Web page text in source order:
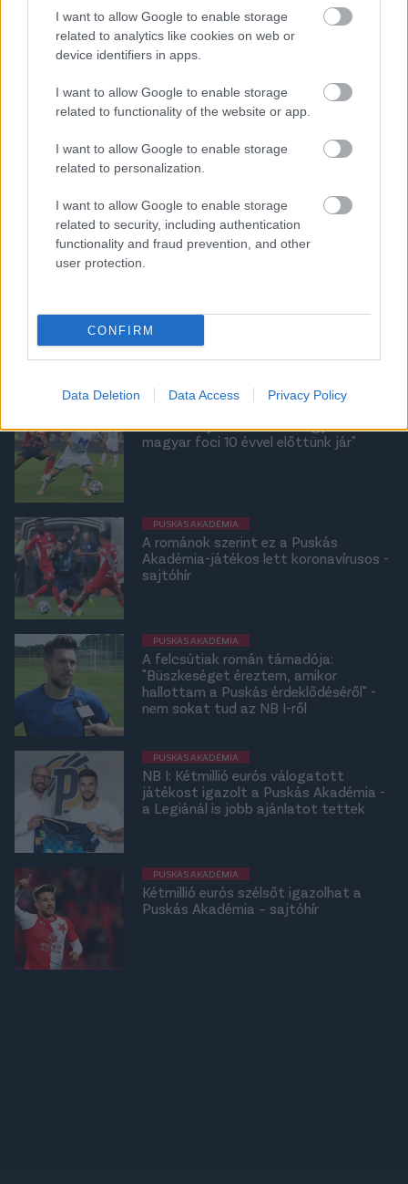
I want to allow Google to enable storage
related to analytics like cookies on web or
device identifiers in apps.
I want to allow Google to enable storage
related to functionality of the website or app.
I want to allow Google to enable storage
related to personalization.
I want to allow Google to enable storage
related to security, including authentication
functionality and fraud prevention, and other
user protection.
CONFIRM
Data Deletion Data Access Privacy Policy
VIDEÓ
sietségében az NB I-es légiós - videó
PUSKÁS AKADÉMIA
bárhol megtapsolnák - videó
válogatottja: "A bajnoki címről még
nem volt szó"
NB I
A felcsúti játékos román ügynöke: "A
magyar foci 10 évvel előttünk jár"
PUSKÁS AKADÉMIA
A románok szerint ez a Puskás
Akadémia-játékos lett koronavírusos -
sajtóhír
PUSKÁS AKADÉMIA
A felcsútiak román támadója:
"Büszkeséget éreztem, amikor
hallottam a Puskás érdeklődéséről" -
nem sokat tud az NB I-ről
PUSKÁS AKADÉMIA
NB I: Kétmillió eurós válogatott
játékost igazolt a Puskás Akadémia -
a Legiánál is jobb ajánlatot tettek
PUSKÁS AKADÉMIA
Kétmillió eurós szélsőt igazolhat a
Puskás Akadémia – sajtóhír